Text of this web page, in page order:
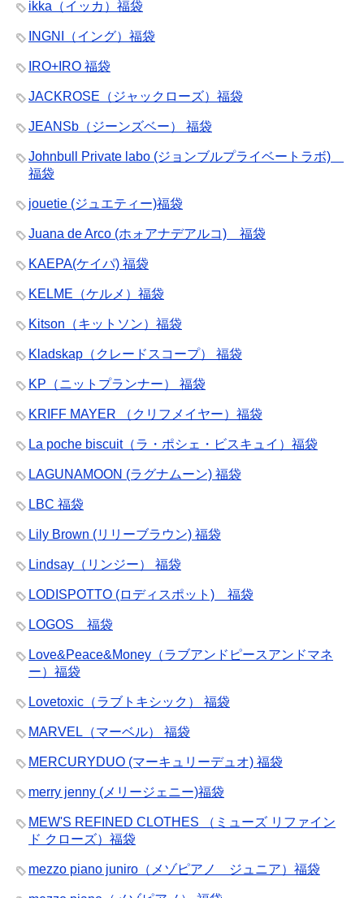
ikka（イッカ）福袋
INGNI（イング）福袋
IRO+IRO 福袋
JACKROSE（ジャックローズ）福袋
JEANSb（ジーンズベー） 福袋
Johnbull Private labo (ジョンブルプライベートラボ)
福袋
jouetie (ジュエティー)福袋
Juana de Arco (ホォアナデアルコ) 福袋
KAEPA(ケイパ) 福袋
KELME（ケルメ）福袋
Kitson（キットソン）福袋
Kladskap（クレードスコープ） 福袋
KP（ニットプランナー） 福袋
KRIFF MAYER （クリフメイヤー）福袋
La poche biscuit（ラ・ポシェ・ビスキュイ）福袋
LAGUNAMOON (ラグナムーン) 福袋
LBC 福袋
Lily Brown (リリーブラウン) 福袋
Lindsay（リンジー） 福袋
LODISPOTTO (ロディスポット) 福袋
LOGOS 福袋
Love&Peace&Money（ラブアンドピースアンドマネ
ー）福袋
Lovetoxic（ラブトキシック） 福袋
MARVEL（マーベル） 福袋
MERCURYDUO (マーキュリーデュオ) 福袋
merry jenny (メリージェニー)福袋
MEW'S REFINED CLOTHES （ミューズ リファイン
ド クローズ）福袋
mezzo piano juniro（メゾピアノ ジュニア）福袋